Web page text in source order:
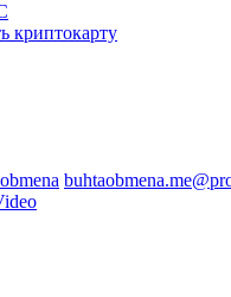
криптокарту